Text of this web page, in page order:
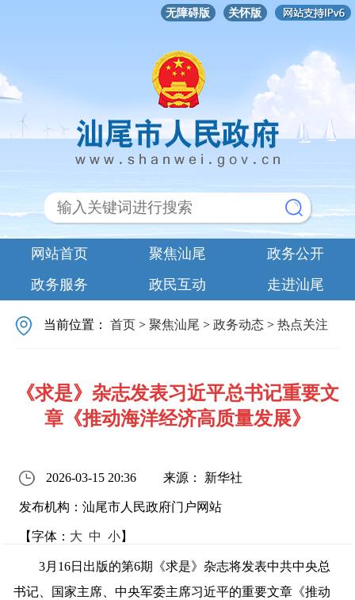
无障碍版 关怀版
网站首页 聚焦汕尾
政务公开
政务服务
政民互动 走进汕尾
当前位置：首页 >聚焦汕尾 >政务动态 >热点关注
《求是》杂志发表习近平总书记重要文
章《推动海洋经济高质量发展》
2026-03-15 20:36 来源： 新华社
发布机构：汕尾市人民政府门户网站
【字体： 大 中 小】
3月16日出版的第6期《求是》杂志将发表中共中央总
书记、国家主席、中央军委主席习近平的重要文章《推动